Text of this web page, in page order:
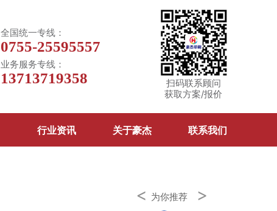
全国统一专线：
0755-25595557
业务服务专线：
13713719358
扫码联系顾问
获取方案/报价
行业资讯 关于豪杰 联系我们
< 为你推荐 >